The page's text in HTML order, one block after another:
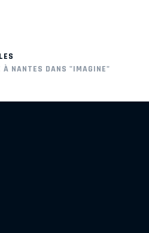
À NANTES DANS "IMAGINE"